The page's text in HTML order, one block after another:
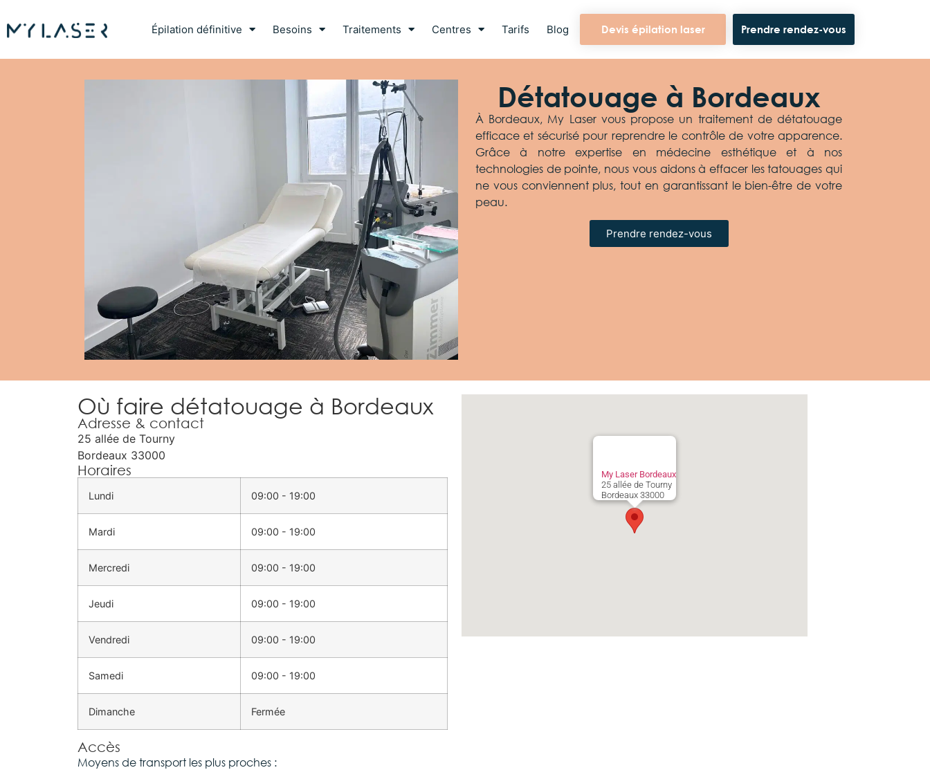
Épilation définitive Besoins Traitements Centres Tarifs Blog Devis épilation laser Prendre rendez-vous
Détatouage à Bordeaux
À Bordeaux, My Laser vous propose un traitement de détatouage
efficace et sécurisé pour reprendre le contrôle de votre apparence.
Grâce à notre expertise en médecine esthétique et à nos
technologies de pointe, nous vous aidons à effacer les tatouages qui
ne vous conviennent plus, tout en garantissant le bien-être de votre
peau.
Prendre rendez-vous
Où faire détatouage à Bordeaux
Adresse & contact
25 allée de Tourny
Bordeaux 33000
Horaires
Lundi 09:00 - 19:00
Mardi 09:00 - 19:00
Mercredi 09:00 - 19:00
Jeudi 09:00 - 19:00
Vendredi 09:00 - 19:00
Samedi 09:00 - 19:00
Dimanche Fermée
Accès
Moyens de transport les plus proches :
My Laser Bordeaux
25 allée de Tourny
Bordeaux 33000